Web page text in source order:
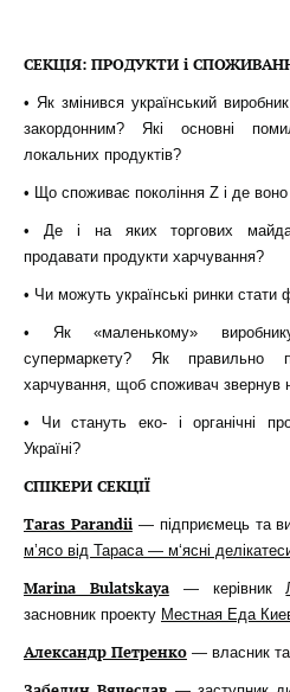
СЕКЦІЯ: ПРОДУКТИ і
• Як змінився український
закордонним? Які основні
локальних продуктів?
• Що споживає покоління Z і де
• Де і на яких торгових
продавати продукти харчування?
• Чи можуть українські ринки
• Як «маленькому»
супермаркету? Як правильно
харчування, щоб споживач звернув
• Чи стануть еко- і органічні
Україні?
СПІКЕРИ СЕКЦІЇ
Taras Parandii— підприємець та
м’ясо від Тараса — м‘ясні
Marina Bulatskaya— керівник
засновник проекту Местная Еда
Александр Петренко — власник та